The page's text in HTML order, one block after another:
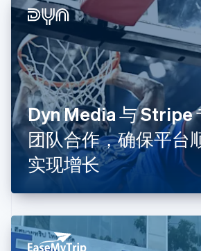
Dyn Media 与 Stripe
团队合作，确保平台
实现增长
English
德国
Deutsch
法国
FrançaisEnglish
芬兰
EnglishSvenska
荷兰
Nederlands English
加拿大
EnglishFrançais
捷克
克罗地亚
English